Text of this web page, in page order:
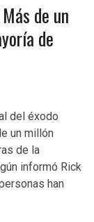
de un
de
del éxodo
un millón
de la
informó Rick
han